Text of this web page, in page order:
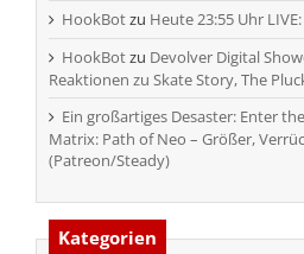
HookBotzu Heute 23:55 Uhr
HookBotzu Devolver Digital
Reaktionen zu Skate Story, The
Ein großartiges Desaster: Enter
Matrix: Path of Neo – Größer,
(Patreon/Steady)
Kategorien